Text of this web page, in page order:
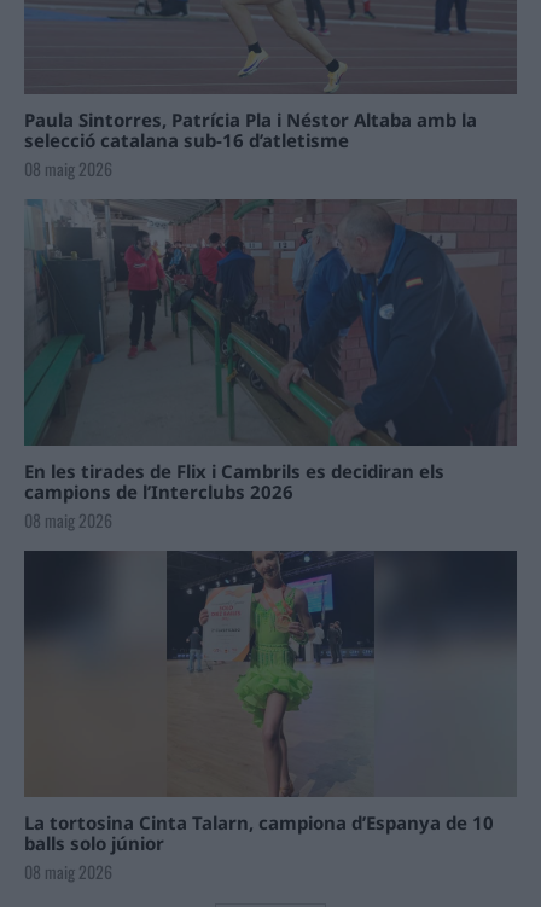
Paula Sintorres, Patrícia Pla i Néstor Altaba amb la
selecció catalana sub-16 d’atletisme
08 maig 2026
En les tirades de Flix i Cambrils es decidiran els
campions de l’Interclubs 2026
08 maig 2026
La tortosina Cinta Talarn, campiona d’Espanya de 10
balls solo júnior
08 maig 2026